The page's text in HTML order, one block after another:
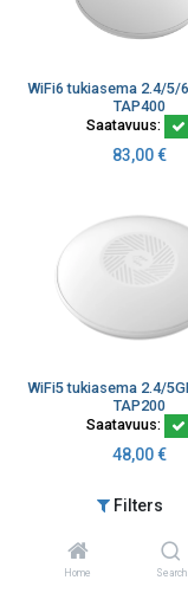
Filters
Home Search
TAP400
Saatavuus:
83,00€
TAP200
Saatavuus:
48,00€